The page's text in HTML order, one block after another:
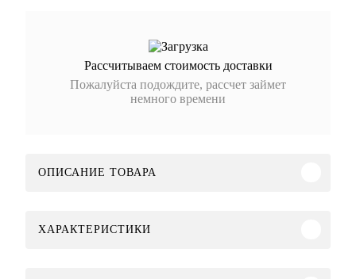
Рассчитываем стоимость доставки
Пожалуйста подождите, рассчет займет
немного времени
ОПИСАНИЕ ТОВАРА
ХАРАКТЕРИСТИКИ